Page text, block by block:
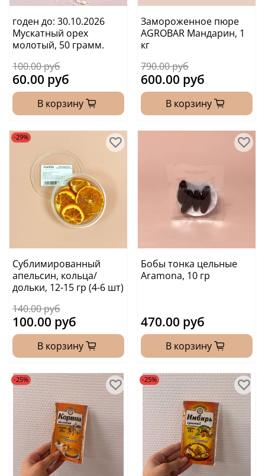
годен до: 30.10.2026
Мускатный орех
молотый, 50 грамм.
100.00 руб
60.00 руб
В корзину
Замороженное пюре
АGROBAR Мандарин, 1
кг
790.00 руб
600.00 руб
В корзину
-29%
Сублимированный
апельсин, кольца/
дольки, 12-15 гр (4-6 шт)
140.00 руб
100.00 руб
В корзину
Бобы тонка цельные
Aramona, 10 гр
470.00 руб
В корзину
-25% -25%